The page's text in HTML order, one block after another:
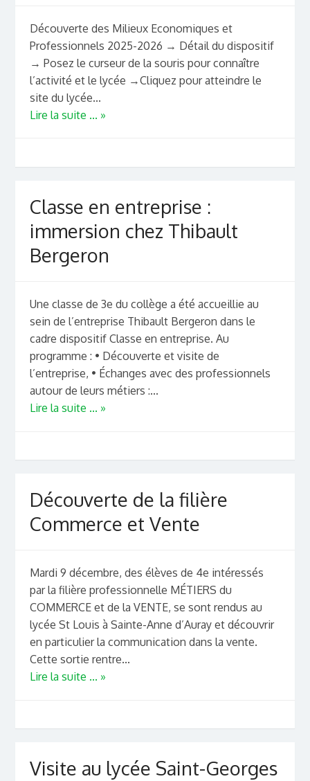
Découverte des Milieux Economiques et
Professionnels 2025-2026 → Détail du dispositif
→ Posez le curseur de la souris pour connaître
l’activité et le lycée →Cliquez pour atteindre le
site du lycée...
Lire la suite ... »
Classe en entreprise :
immersion chez Thibault
Bergeron
Une classe de 3e du collège a été accueillie au
sein de l’entreprise Thibault Bergeron dans le
cadre dispositif Classe en entreprise. Au
programme : • Découverte et visite de
l’entreprise, • Échanges avec des professionnels
autour de leurs métiers :...
Lire la suite ... »
Découverte de la filière
Commerce et Vente
Mardi 9 décembre, des élèves de 4e intéressés
par la filière professionnelle MÉTIERS du
COMMERCE et de la VENTE, se sont rendus au
lycée St Louis à Sainte-Anne d’Auray et découvrir
en particulier la communication dans la vente.
Cette sortie rentre...
Lire la suite ... »
Visite au lycée Saint-Georges